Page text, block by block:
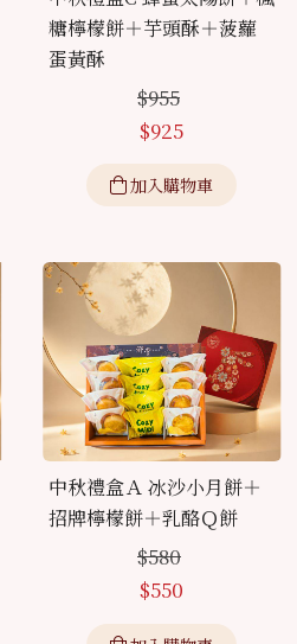
糖檸檬餅＋芋頭酥＋菠蘿
蛋黃酥
$955
$925
加入購物車
中秋禮盒Ａ 冰沙小月餅＋
招牌檸檬餅＋乳酪Ｑ餅
$580
$550